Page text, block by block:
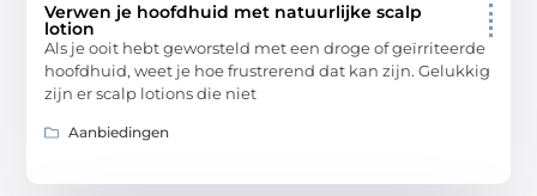
Verwen je hoofdhuid met natuurlijke scalp
lotion
Als je ooit hebt geworsteld met een droge of geïrriteerde
hoofdhuid, weet je hoe frustrerend dat kan zijn. Gelukkig
zijn er scalp lotions die niet
Aanbiedingen